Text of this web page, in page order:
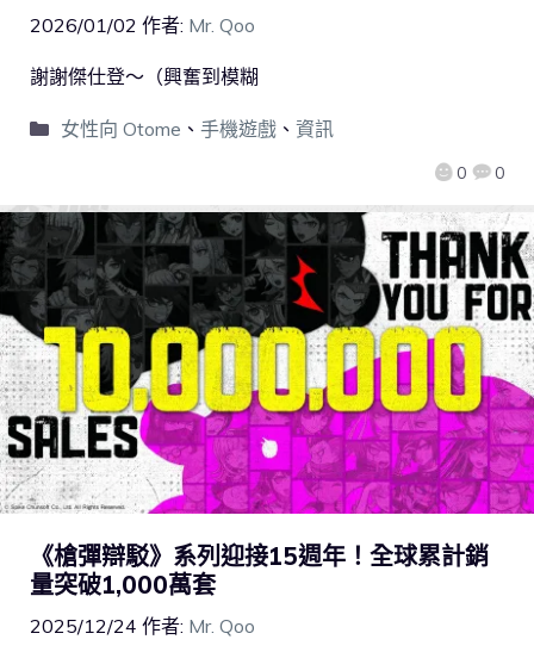
2026/01/02 作者: Mr. Qoo
0 0
謝謝傑仕登～（興奮到模糊
女性向 Otome 、 手機遊戲、 資訊
《槍彈辯駁》系列迎接15週年！全球累計銷
量突破1,000萬套
2025/12/24 作者: Mr. Qoo